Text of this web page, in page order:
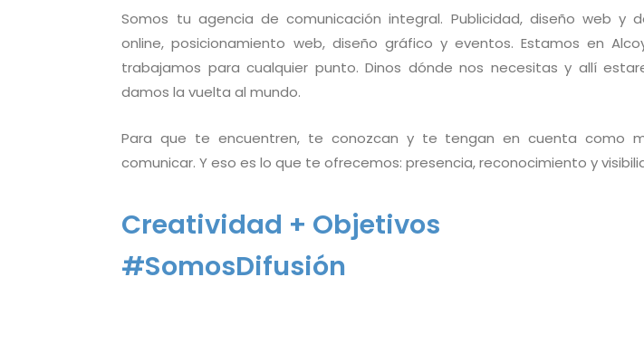
Somos tu agencia de comunicación integral. Publicidad, diseño web y
online, posicionamiento web, diseño gráfico y eventos. Estamos en
trabajamos para cualquier punto. Dinos dónde nos necesitas y allí
damos la vuelta al mundo.
Para que te encuentren, te conozcan y te tengan en cuenta como
comunicar. Y eso es lo que te ofrecemos: presencia, reconocimiento y
Creatividad + Objetivos
#SomosDifusión